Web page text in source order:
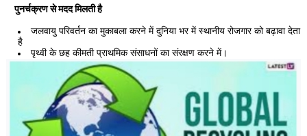
पुनर्चक्रण से मदद मिलती है
जलवायु परिवर्तन का मुकाबला करने में दुनिया भर में स्थानीय रोजगार को बढ़ावा देता
है
पृथ्वी के छह कीमती प्राथमिक संसाधनों का संरक्षण करने में।